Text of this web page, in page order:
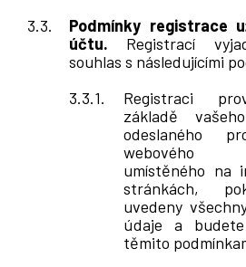
Podmínky registrace
účtu. Registrací
souhlas s následujícími
Registraci
základě
odeslaného
webového
umístěného na
stránkách,
uvedeny
údaje a
těmito